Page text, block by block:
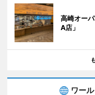
高崎オー
A店」
ワー